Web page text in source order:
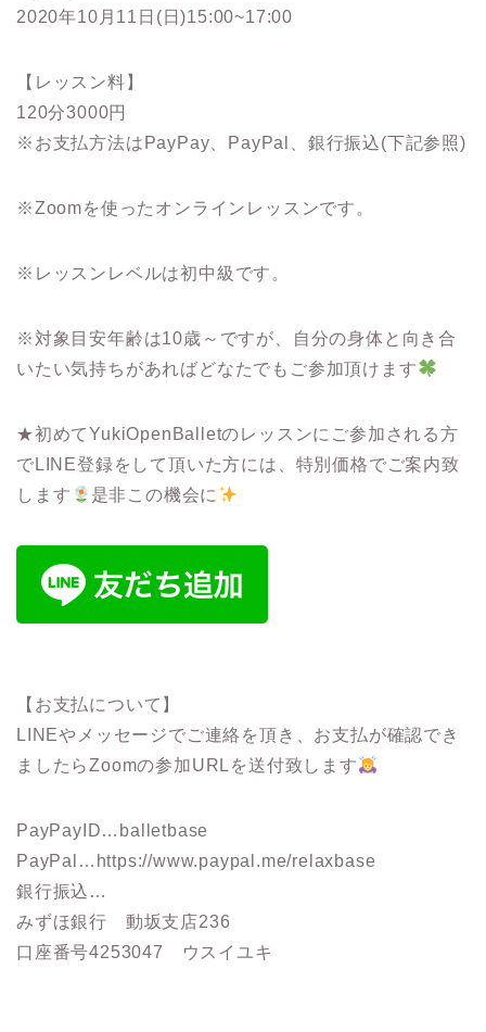
2020年10月11日(日)15:00~17:00
【レッスン料】
120分3000円
※お支払方法はPayPay、PayPal、銀行振込(下記参照)
※Zoomを使ったオンラインレッスンです。
※レッスンレベルは初中級です。
※対象目安年齢は10歳～ですが、自分の身体と向き合
いたい気持ちがあればどなたでもご参加頂けます
★初めてYukiOpenBalletのレッスンにご参加される方
でLINE登録をして頂いた方には、特別価格でご案内致
します
是非この機会に
【お支払について】
LINEやメッセージでご連絡を頂き、お支払が確認でき
ましたらZoomの参加URLを送付致します
PayPayID…balletbase
PayPal…https://www.paypal.me/relaxbase
銀行振込…
みずほ銀行 動坂支店236
口座番号4253047 ウスイユキ